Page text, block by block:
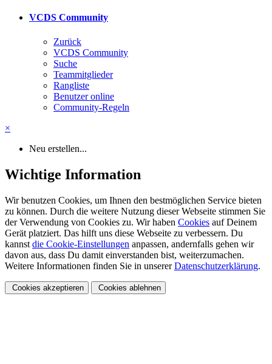
VCDS Community
Zurück
VCDS Community
Suche
Teammitglieder
Rangliste
Benutzer online
Community-Regeln
×
Neu erstellen...
Wichtige Information
Wir benutzen Cookies, um Ihnen den bestmöglichen Service bieten
zu können. Durch die weitere Nutzung dieser Webseite stimmen Sie
der Verwendung von Cookies zu. Wir haben Cookies auf Deinem
Gerät platziert. Das hilft uns diese Webseite zu verbessern. Du
kannst die Cookie-Einstellungen anpassen, andernfalls gehen wir
davon aus, dass Du damit einverstanden bist, weiterzumachen.
Weitere Informationen finden Sie in unsererDatenschutzerklärung.
Cookies akzeptieren Cookies ablehnen